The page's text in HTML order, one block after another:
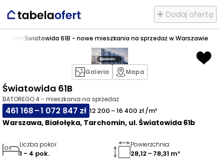
✚ Dodaj ofertę
>Światowida 61B - nowe mieszkania na sprzedaż w Warszawie
Światowida 61B
BATOREGO 4 - mieszkania na sprzedaż
461 168 – 1 072 847 zł 12 200 – 16 400 zł /m²
Warszawa, Białołęka, Tarchomin, ul. Światowida 61b
Galeria Mapa
Liczba pokoi:
1 - 4 pok.
Powierzchnia:
28,12 – 78,31 m²